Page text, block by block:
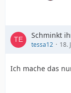
Schminkt
tessa12 18.
Ich mache das